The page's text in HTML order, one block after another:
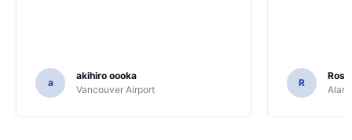
a
akihiro oooka
Vancouver Airport
R